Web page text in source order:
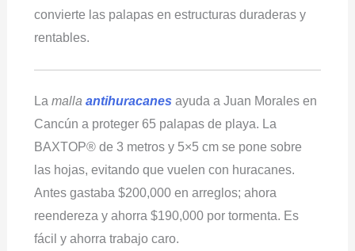
convierte las palapas en estructuras duraderas y
rentables.
La malla antihuracanes ayuda a Juan Morales en
Cancún a proteger 65 palapas de playa. La
BAXTOP® de 3 metros y 5×5 cm se pone sobre
las hojas, evitando que vuelen con huracanes.
Antes gastaba $200,000 en arreglos; ahora
reendereza y ahorra $190,000 por tormenta. Es
fácil y ahorra trabajo caro.